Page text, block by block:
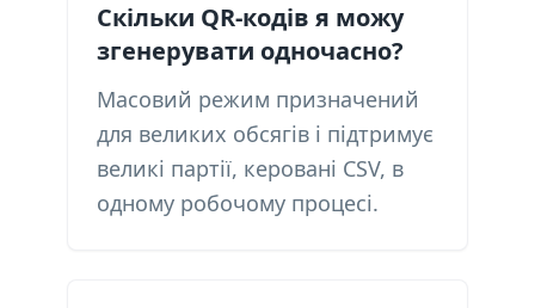
Скільки QR-кодів я можу
згенерувати одночасно?
Масовий режим призначений
для великих обсягів і підтримує
великі партії, керовані CSV, в
одному робочому процесі.